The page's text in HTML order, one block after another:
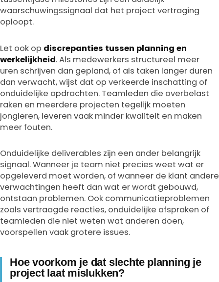
waarschuwingssignaal dat het project vertraging
oploopt.
Let ook op discrepanties tussen planning en
werkelijkheid. Als medewerkers structureel meer
uren schrijven dan gepland, of als taken langer duren
dan verwacht, wijst dat op verkeerde inschatting of
onduidelijke opdrachten. Teamleden die overbelast
raken en meerdere projecten tegelijk moeten
jongleren, leveren vaak minder kwaliteit en maken
meer fouten.
Onduidelijke deliverables zijn een ander belangrijk
signaal. Wanneer je team niet precies weet wat er
opgeleverd moet worden, of wanneer de klant andere
verwachtingen heeft dan wat er wordt gebouwd,
ontstaan problemen. Ook communicatieproblemen
zoals vertraagde reacties, onduidelijke afspraken of
teamleden die niet weten wat anderen doen,
voorspellen vaak grotere issues.
Hoe voorkom je dat slechte planning je
project laat mislukken?